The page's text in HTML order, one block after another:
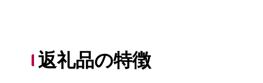
返礼品の特徴